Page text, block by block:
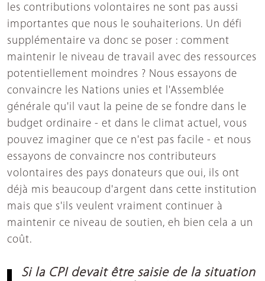
les contributions volontaires ne sont pas aussi
importantes que nous le souhaiterions. Un défi
supplémentaire va donc se poser : comment
maintenir le niveau de travail avec des ressources
potentiellement moindres ? Nous essayons de
convaincre les Nations unies et l'Assemblée
générale qu'il vaut la peine de se fondre dans le
budget ordinaire - et dans le climat actuel, vous
pouvez imaginer que ce n'est pas facile - et nous
essayons de convaincre nos contributeurs
volontaires des pays donateurs que oui, ils ont
déjà mis beaucoup d'argent dans cette institution
mais que s'ils veulent vraiment continuer à
maintenir ce niveau de soutien, eh bien cela a un
coût.
Si la CPI devait être saisie de la situation